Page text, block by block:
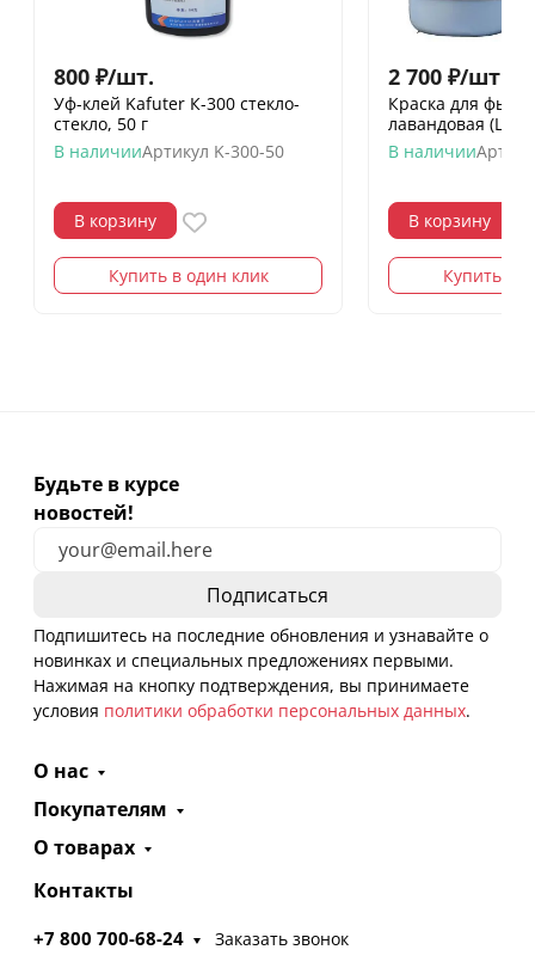
800 ₽/шт.
Уф-клей Kafuter К-300 стекло-
стекло, 50 г
В наличииАртикул K-300-50
В корзину
Купить в один клик
2 700 ₽/шт.
Краска для
лавандовая
В наличии
В корзину
Купить в
Будьте в курсе
новостей!
Подпишитесь на последние обновления и узнавайте о
новинках и специальных предложениях первыми.
Нажимая на кнопку подтверждения, вы принимаете
условия политики обработки персональных данных.
О нас
Покупателям
О товарах
Контакты
+7 800 700-68-24 Заказать звонок